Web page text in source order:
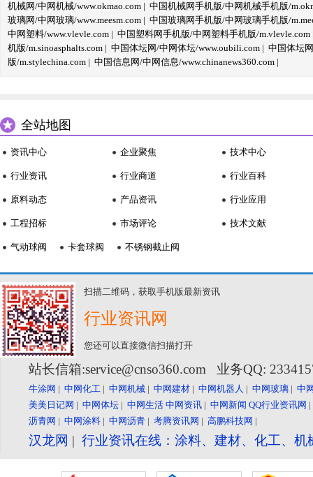
机械网/中网机械/www.okmao.com | 中国机械网手机版/中网机械手机版/
玻璃网/中网玻璃/www.meesm.com | 中国玻璃网手机版/中网玻璃手机版/
中网塑料/www.vlevle.com | 中国塑料网手机版/中网塑料手机版/m.vlevle.com
机版/m.sinoasphalts.com | 中国体坛网/中网体坛/www.oubili.com | 中国体坛
版/m.stylechina.com | 中国信息网/中网信息/www.chinanews360.com |
全站地图
资讯中心
行业资讯
原料动态
工程招标
企业聚焦
行业商道
产品资讯
市场评论
技术中心
行业百科
行业应用
技术文献
气动球阀 卡套球阀 不锈钢截止阀
扫描二维码，获取手机版最新资讯
行业资讯网
您还可以直接微信扫描打开
站长信箱:service@cnso360.com 业务QQ:
牛涂网 | 中网化工 | 中网机械 | 中网建材 | 中网机器人 | 中网玻璃 | 中
美美日记网 | 中网体坛 | 中网生活 中网资讯 | 中网新闻 QQ行业资讯网
沥青网 | 中网涂料 | 中网沥青 | 考腾资讯网 | 高鹏科技网 |
汉龙网 | 行业资讯在线：涂料、建材、化工、